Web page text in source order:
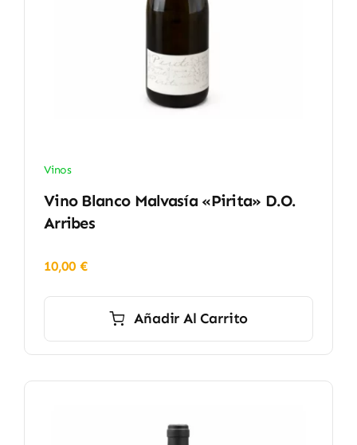
Vinos
Vino Blanco Malvasía «Pirita» D.O.
Arribes
10,00 €
Añadir Al Carrito